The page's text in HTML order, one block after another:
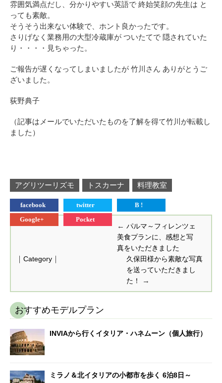
雰囲気満点だし、分かりやすい英語で 終始笑顔の先生は と
っても素敵。
そうそう出来ない体験で、ホント良かったです。
さりげなく業務用の大型冷蔵庫が ついたてで 隠されていた
り・・・・見ちゃった。
ご報告が遅くなってしまいましたが 竹川さん ありがとうご
ざいました。
荻野典子
（記事はメールでいただいたものを了解を得て竹川が転載し
ました）
アグリツーリズモ トスカーナ 料理教室
facebook twitter
B !
Google+
Pocket
← パルマ～フィレンツェ
美食プランに、感想と写
真をいただきました
｜ Category ｜
久保田様から素敵な写真
を送っていただきまし
た！
→
おすすめモデルプラン
INVIAから行くイタリア・ハネムーン（個人旅行）
ミラノ＆北イタリアの小都市を歩く 6泊8日～